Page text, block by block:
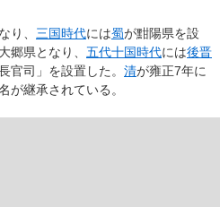
り、 三国時代には蜀が黚陽県を設
郷県となり、 五代十国時代には後晋
官司」を設置した。 清が雍正7年に
が継承されている。